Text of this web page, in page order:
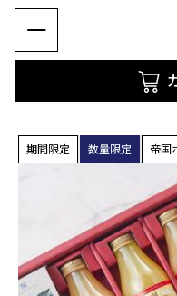
期間限定 数量限定 帝国